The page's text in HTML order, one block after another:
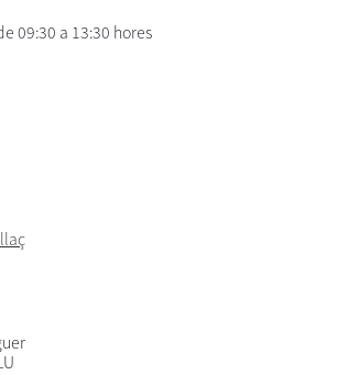
09:30 a 13:30 hores